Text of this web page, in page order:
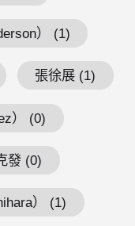
） (1)
張徐展 (1)
） (0)
發 (0)
） (1)